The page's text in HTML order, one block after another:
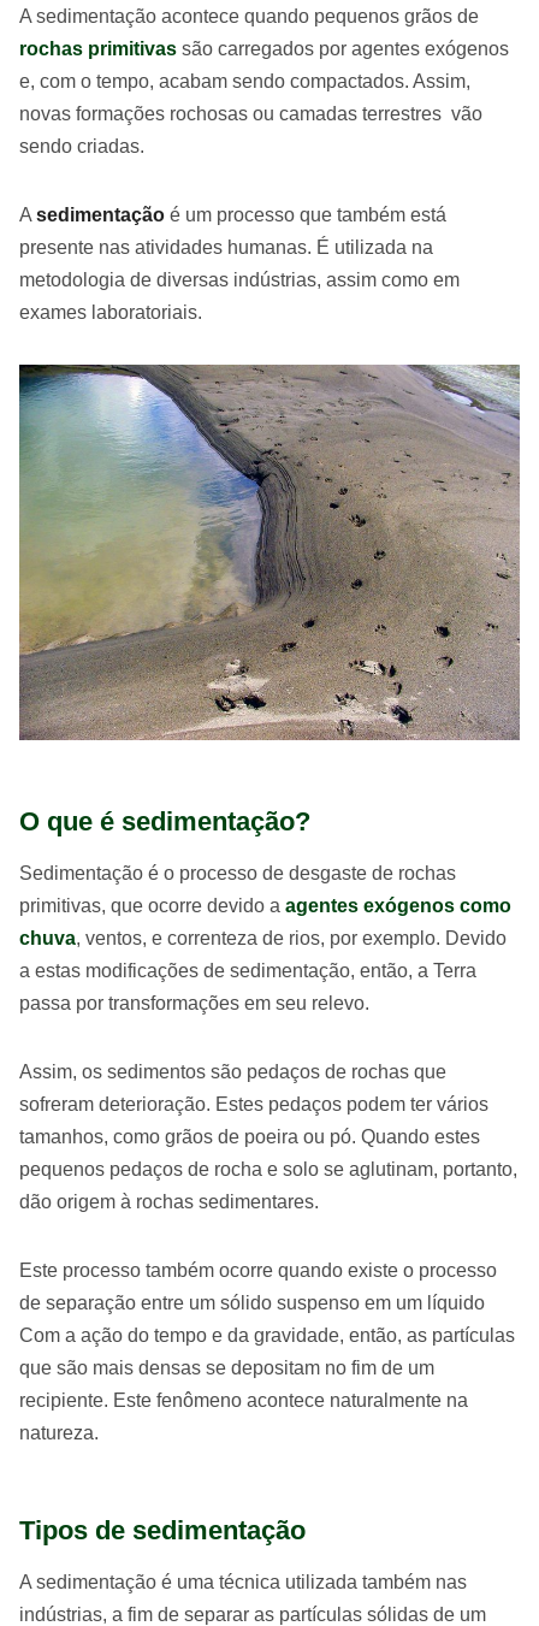
A sedimentação acontece quando pequenos grãos de
rochas primitivas são carregados por agentes exógenos
e, com o tempo, acabam sendo compactados. Assim,
novas formações rochosas ou camadas terrestres vão
sendo criadas.
A sedimentação é um processo que também está
presente nas atividades humanas. É utilizada na
metodologia de diversas indústrias, assim como em
exames laboratoriais.
O que é sedimentação?
Sedimentação é o processo de desgaste de rochas
primitivas, que ocorre devido a agentes exógenos como
chuva, ventos, e correnteza de rios, por exemplo. Devido
a estas modificações de sedimentação, então, a Terra
passa por transformações em seu relevo.
Assim, os sedimentos são pedaços de rochas que
sofreram deterioração. Estes pedaços podem ter vários
tamanhos, como grãos de poeira ou pó. Quando estes
pequenos pedaços de rocha e solo se aglutinam, portanto,
dão origem à rochas sedimentares.
Este processo também ocorre quando existe o processo
de separação entre um sólido suspenso em um líquido
Com a ação do tempo e da gravidade, então, as partículas
que são mais densas se depositam no fim de um
recipiente. Este fenômeno acontece naturalmente na
natureza.
Tipos de sedimentação
A sedimentação é uma técnica utilizada também nas
indústrias, a fim de separar as partículas sólidas de um